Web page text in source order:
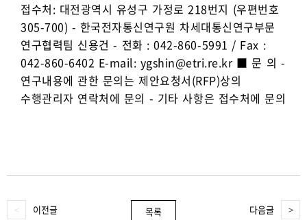
접수처: 대전광역시 유성구 가정로 218번지 (우편번호
305-700) - 한국전자통신연구원 차세대통신연구부문
연구협력팀 신용건 - 전화 : 042-860-5991 / Fax :
042-860-6402 E-mail: ygshin@etri.re.kr ■ 문 의 -
연구내용에 관한 문의는 제안요청서(RFP)상의
수행관리자 연락처에 문의 - 기타 사항은 접수처에 문의
이전글 목록 다음글